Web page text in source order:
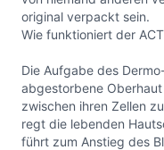
original verpackt sein.
Wie funktioniert der
Die Aufgabe des
abgestorbene
zwischen ihren Zellen
regt die lebenden
führt zum Anstieg des